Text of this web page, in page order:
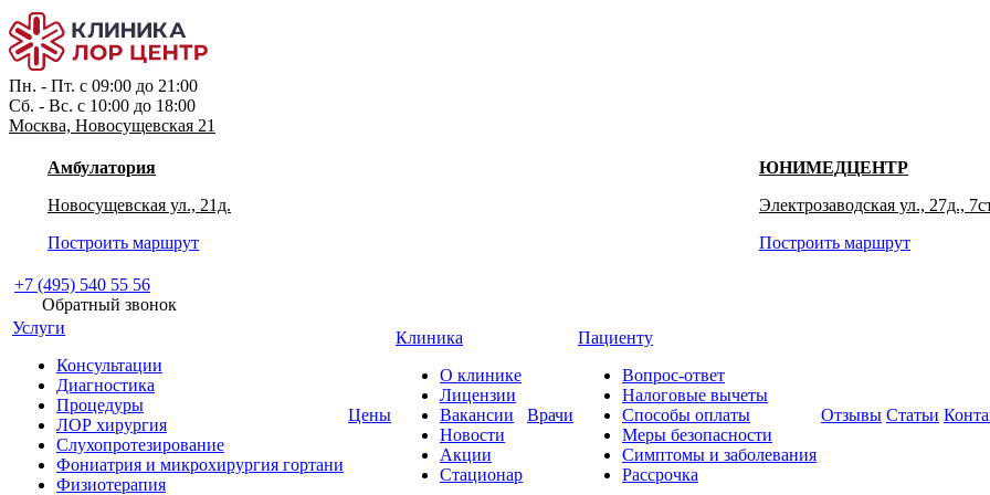
Пн. - Пт. с 09:00 до 21:00
Сб. - Вс. с 10:00 до 18:00
Москва, Новосущевская 21
Амбулатория
Новосущевская ул., 21д.
Построить маршрут
ЮНИМЕДЦЕНТР
Электрозаводская ул., 27д.,
Построить маршрут
+7 (495) 540 55 56
Обратный звонок
Услуги
Консультации
Диагностика
Процедуры
ЛОР хирургия
Слухопротезирование
Фониатрия и микрохирургия гортани
Физиотерапия
Цены
Клиника
О клинике
Лицензии
Вакансии
Новости
Акции
Стационар
Врачи
Пациенту
Вопрос-ответ
Налоговые вычеты
Способы оплаты
Меры безопасности
Симптомы и заболевания
Рассрочка
Отзывы Статьи